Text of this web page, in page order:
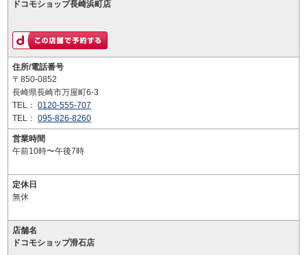
ドコモショップ長崎浜町店
住所/電話番号
〒850-0852
長崎県長崎市万屋町6-3
TEL： 0120-555-707
TEL： 095-826-8260
営業時間
午前10時〜午後7時
定休日
無休
店舗名
ドコモショップ滑石店